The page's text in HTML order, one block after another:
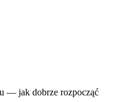
— jak dobrze rozpocząć